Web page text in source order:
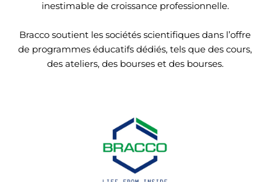
inestimable de croissance professionnelle.
Bracco soutient les sociétés scientifiques dans l’offre
de programmes éducatifs dédiés, tels que des cours,
des ateliers, des bourses et des bourses.